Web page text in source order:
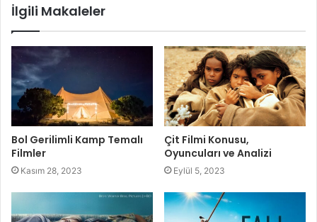
İlgili Makaleler
Bol Gerilimli Kamp Temalı
Filmler
Kasım 28, 2023
Çit Filmi Konusu,
Oyuncuları ve Analizi
Eylül 5, 2023